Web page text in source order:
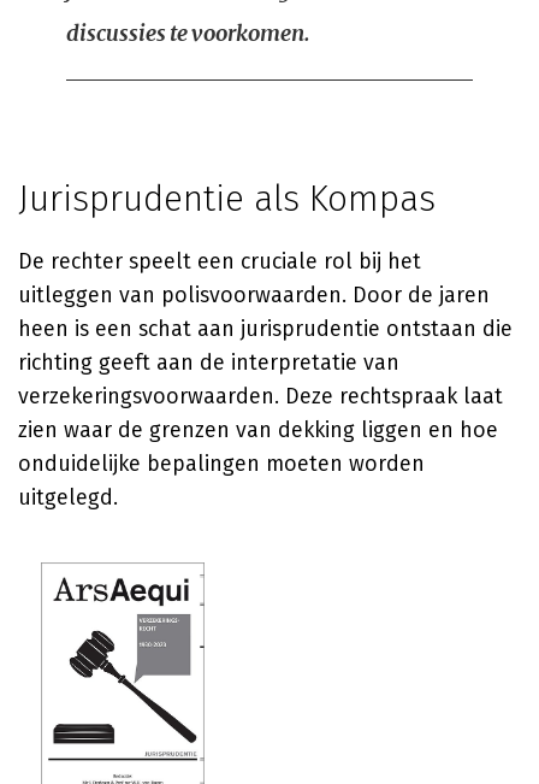
discussies te voorkomen.
Jurisprudentie als Kompas
De rechter speelt een cruciale rol bij het
uitleggen van polisvoorwaarden. Door de jaren
heen is een schat aan jurisprudentie ontstaan die
richting geeft aan de interpretatie van
verzekeringsvoorwaarden. Deze rechtspraak laat
zien waar de grenzen van dekking liggen en hoe
onduidelijke bepalingen moeten worden
uitgelegd.